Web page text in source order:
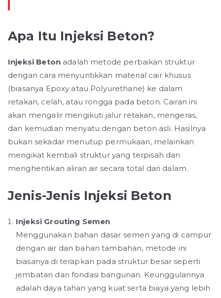
Apa Itu Injeksi Beton?
Injeksi Betonadalah metode perbaikan struktur
dengan cara menyuntikkan material cair khusus
(biasanya Epoxy atau Polyurethane) ke dalam
retakan, celah, atau rongga pada beton. Cairan ini
akan mengalir mengikuti jalur retakan, mengeras,
dan kemudian menyatu dengan beton asli. Hasilnya
bukan sekadar menutup permukaan, melainkan
mengikat kembali struktur yang terpisah dan
menghentikan aliran air secara total dari dalam.
Jenis-Jenis Injeksi Beton
Injeksi Grouting Semen
Menggunakan bahan dasar semen yang di campur
dengan air dan bahan tambahan, metode ini
biasanya di terapkan pada struktur besar seperti
jembatan dan fondasi bangunan. Keunggulannya
adalah daya tahan yang kuat serta biaya yang lebih